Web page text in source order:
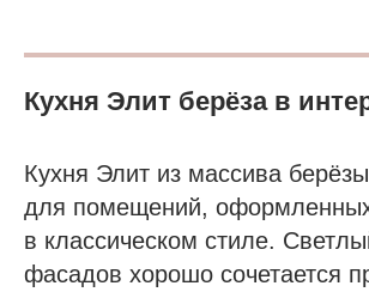
Кухня Элит берёза в
Кухня Элит из массива
для помещений,
в классическом стиле.
фасадов хорошо сочетается